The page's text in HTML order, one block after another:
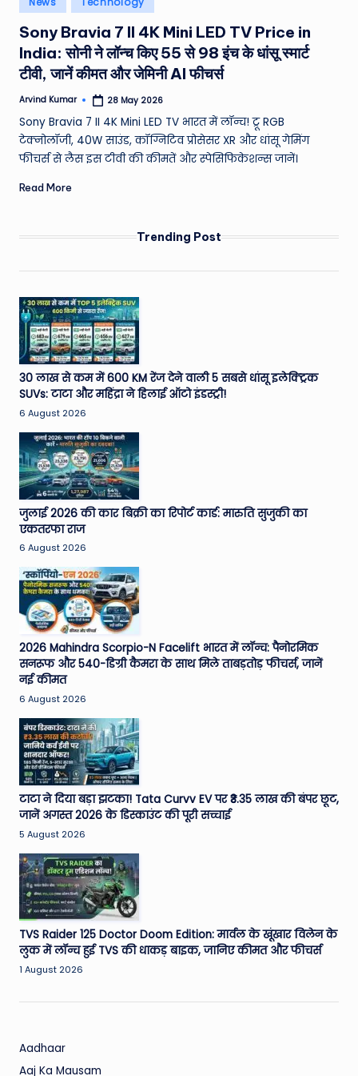
e
a
t
er
,
T
e
h
&
M
o
vi
e
N
e
w
s
A
ro
u
n
d
T
h
e
W
o
rl
d
in
Sony Bravia 7 II 4K Mini LED TV Price in
India: सोनी ने लॉन्च किए 55 से 98 इंच के धांसू स्मार्ट
टीवी, जानें कीमत और जेमिनी AI फीचर्स
Posted
Arvind Kumar 28 May 2026
Sony Bravia 7 II 4K Mini LED TV भारत में लॉन्च! ट्रू RGB
टेक्नोलॉजी, 40W साउंड, कॉग्निटिव प्रोसेसर XR और धांसू गेमिंग
फीचर्स से लैस इस टीवी की कीमतें और स्पेसिफिकेशन्स जानें।
Read More
Trending Post
30 लाख से कम में 600 KM रेंज देने वाली 5 सबसे धांसू इलेक्ट्रिक
SUVs: टाटा और महिंद्रा ने हिलाई ऑटो इंडस्ट्री!
6 August 2026
जुलाई 2026 की कार बिक्री का रिपोर्ट कार्ड: मारुति सुजुकी का
एकतरफा राज
6 August 2026
2026 Mahindra Scorpio-N Facelift भारत में लॉन्च: पैनोरमिक
सनरूफ और 540-डिग्री कैमरा के साथ मिले ताबड़तोड़ फीचर्स, जानें
नई कीमत
6 August 2026
टाटा ने दिया बड़ा झटका! Tata Curvv EV पर ₹3.35 लाख की बंपर छूट,
जानें अगस्त 2026 के डिस्काउंट की पूरी सच्चाई
5 August 2026
TVS Raider 125 Doctor Doom Edition: मार्वल के खूंखार विलेन के
लुक में लॉन्च हुई TVS की धाकड़ बाइक, जानिए कीमत और फीचर्स
1 August 2026
Aadhaar
Aaj Ka Mausam